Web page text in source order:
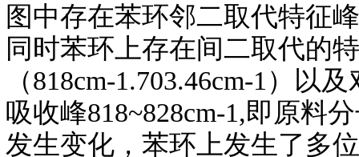
图中存在苯环邻二取代特
同时苯环上存在间二取代
（818cm-1.703.46cm-1）
吸收峰818~828cm-1,即原料
发生变化，苯环上发生了多